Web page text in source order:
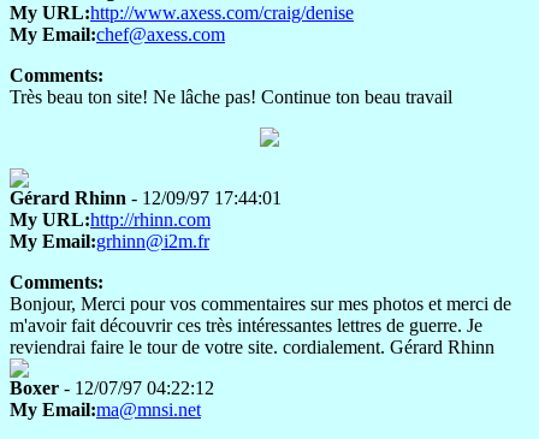
My URL:http://www.axess.com/craig/denise
My Email:chef@axess.com
Comments:
Très beau ton site! Ne lâche pas! Continue ton beau travail
Gérard Rhinn - 12/09/97 17:44:01
My URL:http://rhinn.com
My Email:grhinn@i2m.fr
Comments:
Bonjour, Merci pour vos commentaires sur mes photos et merci de
m'avoir fait découvrir ces très intéressantes lettres de guerre. Je
reviendrai faire le tour de votre site. cordialement. Gérard Rhinn
Boxer - 12/07/97 04:22:12
My Email:ma@mnsi.net